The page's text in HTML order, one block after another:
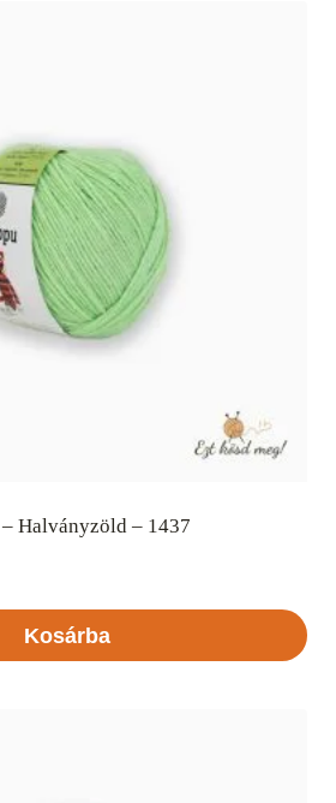
Halványzöld – 1437
Kosárba